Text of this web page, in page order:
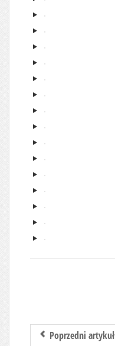
Poprzedni artykuł